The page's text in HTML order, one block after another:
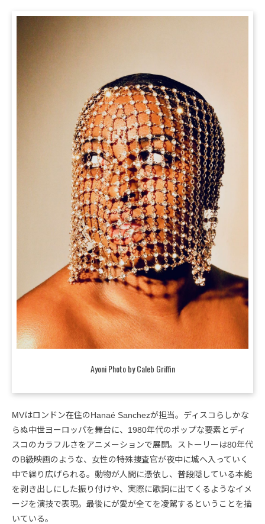
Ayoni Photo by Caleb Griffin
MVはロンドン在住のHanaé Sanchezが担当。ディスコらしかな
らぬ中世ヨーロッパを舞台に、1980年代のポップな要素とディ
スコのカラフルさをアニメーションで展開。ストーリーは80年代
のB級映画のような、女性の特殊捜査官が夜中に城へ入っていく
中で繰り広げられる。動物が人間に憑依し、普段隠している本能
を剥き出しにした振り付けや、実際に歌詞に出てくるようなイメ
ージを演技で表現。最後にが愛が全てを凌駕するということを描
いている。